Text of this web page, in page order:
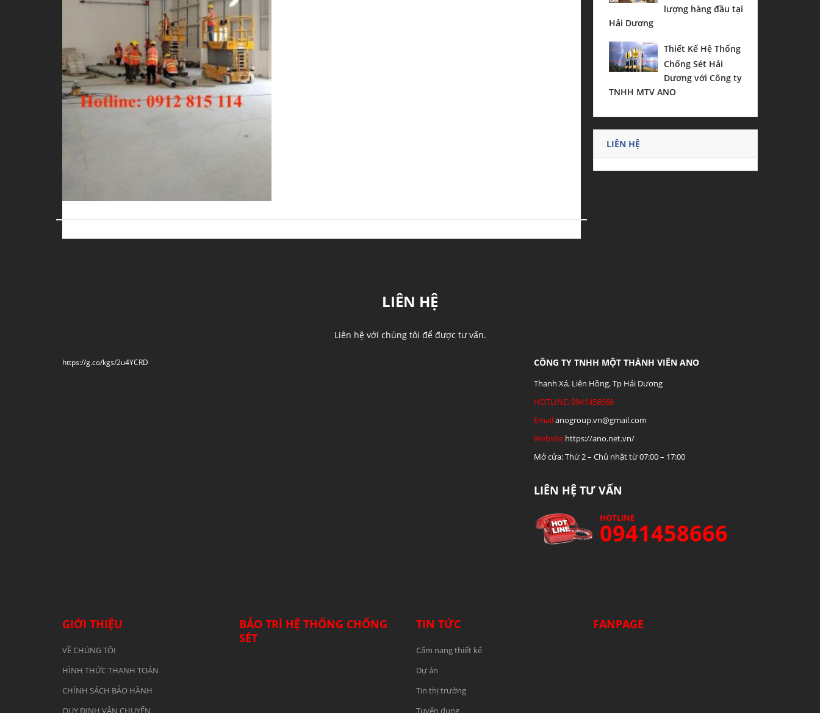
lượng hàng đầu tại
Hải Dương
Thiết Kế Hệ Thống
Chống Sét Hải
Dương với Công ty
TNHH MTV ANO
LIÊN HỆ
LIÊN HỆ
Liên hệ với chúng tôi để được tư vấn.
https://g.co/kgs/2u4YCRD CÔNG TY TNHH MỘT THÀNH VIÊN ANO
Thanh Xá, Liên Hồng, Tp Hải Dương
HOTLINE: 0941458666
Emailanogroup.vn@gmail.com
Website https://ano.net.vn/
Mở cửa: Thứ 2 – Chủ nhật từ 07:00 – 17:00
LIÊN HỆ TƯ VẤN
HOTLINE
0941458666
GIỚI THIỆU
VỀ CHÚNG TÔI
HÌNH THỨC THANH TOÁN
CHÍNH SÁCH BẢO HÀNH
BẢO TRÌ HỆ THỐNG CHỐNG
SÉT
TIN TỨC
Cẩm nang thiết kế
Dự án
Tin thị trường
FANPAGE